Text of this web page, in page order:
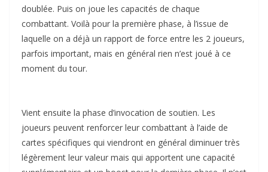
doublée. Puis on joue les capacités de chaque
combattant. Voilà pour la première phase, à l’issue de
laquelle on a déjà un rapport de force entre les 2 joueurs,
parfois important, mais en général rien n’est joué à ce
moment du tour.
Vient ensuite la phase d’invocation de soutien. Les
joueurs peuvent renforcer leur combattant à l’aide de
cartes spécifiques qui viendront en général diminuer très
légèrement leur valeur mais qui apportent une capacité